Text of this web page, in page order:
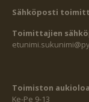
Sähköposti
Toimittajien
Toimiston
Ke-Pe 9-13